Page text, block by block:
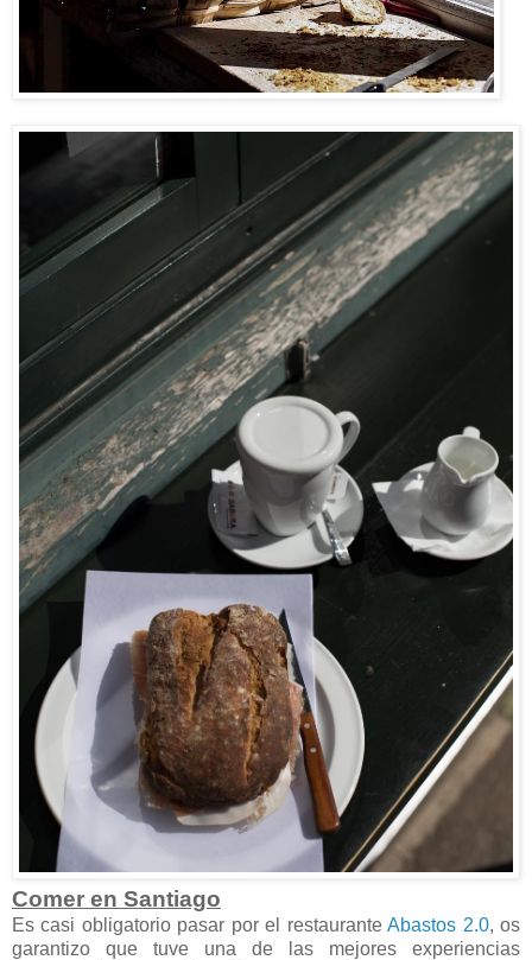
Comer en Santiago
Es casi obligatorio pasar por el restauranteAbastos 2.0, os
garantizo que tuve una de las mejores experiencias